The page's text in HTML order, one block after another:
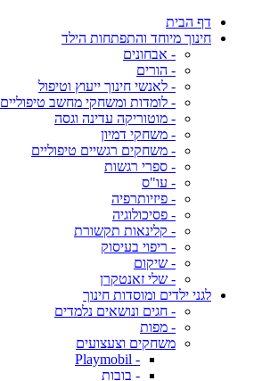
דף הבית
חינוך מיוחד והתפתחות הילד
- אבחונים
- הורים
- לאנשי חינוך ייעוץ וטיפול
- לומדות ומשחקי מחשב טיפוליים
- מוטוריקה עדינה וגסה
- משחקי דמיון
- משחקים רגשיים טיפוליים
- ספרי רגשות
- עו"ס
- פיזיותרפיה
- פסיכולוגיה
- קלינאות תקשורת
- ריפוי בעיסוק
- שיקום
- שלי זאנטקרן
לגני ילדים ומוסדות חינוך
- חגים ונושאים נלמדים
- מפות
משחקים וצעצועים
- Playmobil
- בובות